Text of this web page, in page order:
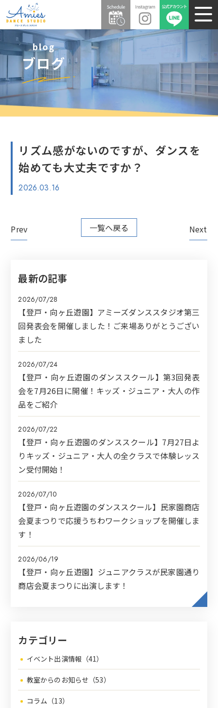
blog
ブログ
リズム感がないのですが、ダンスを
始めても大丈夫ですか？
2026.03.16
Prev 一覧へ戻る Next
最新の記事
2026/07/28
【登戸・向ヶ丘遊園】アミーズダンススタジオ第三
回発表会を開催しました！ご来場ありがとうござい
ました
2026/07/24
【登戸・向ヶ丘遊園のダンススクール】第3回発表
会を7月26日に開催！キッズ・ジュニア・大人の作
品をご紹介
2026/07/22
【登戸・向ヶ丘遊園のダンススクール】7月27日よ
りキッズ・ジュニア・大人の全クラスで体験レッス
ン受付開始！
2026/07/10
【登戸・向ヶ丘遊園のダンススクール】民家園商店
会夏まつりで応援うちわワークショップを開催しま
す！
2026/06/19
【登戸・向ヶ丘遊園】ジュニアクラスが民家園通り
商店会夏まつりに出演します！
カテゴリー
イベント出演情報（41）
教室からのお知らせ（53）
コラム（13）